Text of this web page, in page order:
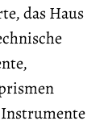
das Haus